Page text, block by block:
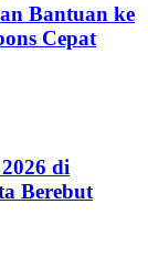
Bantuan ke
Cepat
di
Berebut